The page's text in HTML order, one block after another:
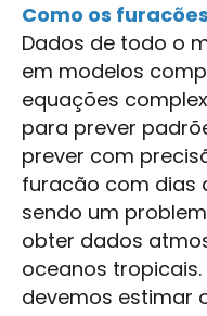
Como os
Dados de todo o
em modelos
equações
para prever
prever com
furacão com dias
sendo um
obter dados
oceanos
devemos estimar